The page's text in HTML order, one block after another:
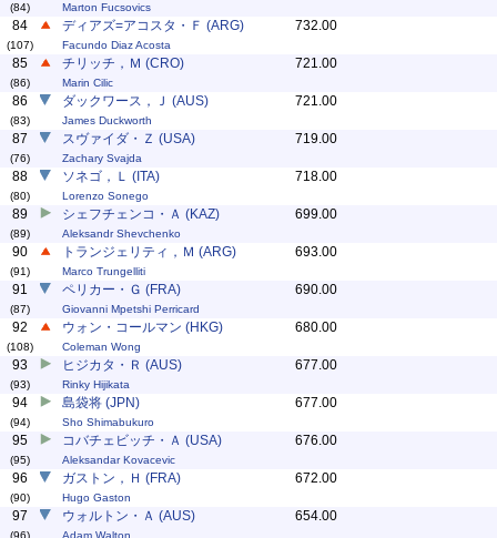
(84) Marton Fucsovics
84
(107)
ディアズ=アコスタ・Ｆ (ARG)
Facundo Diaz Acosta
732.00
85
(86)
チリッチ，Ｍ (CRO)
Marin Cilic
721.00
86
(83)
ダックワース，Ｊ (AUS)
James Duckworth
721.00
87
(76)
スヴァイダ・Ｚ (USA)
Zachary Svajda
719.00
88
(80)
ソネゴ，Ｌ (ITA)
Lorenzo Sonego
718.00
89
(89)
シェフチェンコ・Ａ (KAZ)
Aleksandr Shevchenko
699.00
90
(91)
トランジェリティ，Ｍ (ARG)
Marco Trungelliti
693.00
91
(87)
ペリカー・Ｇ (FRA)
Giovanni Mpetshi Perricard
690.00
92
(108)
ウォン・コールマン (HKG)
Coleman Wong
680.00
93
(93)
ヒジカタ・Ｒ (AUS)
Rinky Hijikata
677.00
94
(94)
島袋将 (JPN)
Sho Shimabukuro
677.00
95
(95)
コバチェビッチ・Ａ (USA)
Aleksandar Kovacevic
676.00
96
(90)
ガストン，Ｈ (FRA)
Hugo Gaston
672.00
97 ウォルトン・Ａ (AUS) 654.00